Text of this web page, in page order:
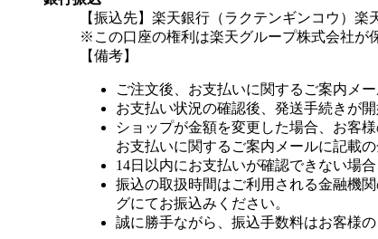
【振込先】楽天銀行（ラクテンギンコウ）
※この口座の権利は楽天グループ株式会社が
【備考】
ご注文後、お支払いに関するご案内メ
お支払い状況の確認後、発送手続きが開
ショップが金額を変更した場合、お客
お支払いに関するご案内メールに記載
14日以内にお支払いが確認できない場
振込の取扱時間はご利用される金融機
グにてお振込みください。
誠に勝手ながら、振込手数料はお客様